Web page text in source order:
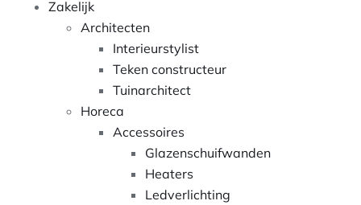
Zakelijk
Architecten
Interieurstylist
Teken constructeur
Tuinarchitect
Horeca
Accessoires
Glazenschuifwanden
Heaters
Ledverlichting